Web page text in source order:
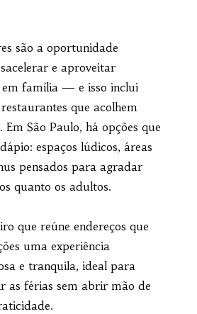
são a oportunidade
e aproveitar
em família — e isso inclui
que acolhem
Em São Paulo, há opções que
espaços lúdicos, áreas
pensados para agradar
quanto os adultos.
que reúne endereços que
uma experiência
e tranquila, ideal para
as férias sem abrir mão de